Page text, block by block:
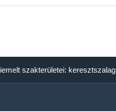
szakterületei: keresztszalag